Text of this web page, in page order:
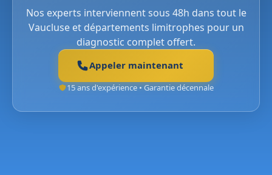
Nos experts interviennent sous 48h dans tout le
Vaucluse et départements limitrophes pour un
diagnostic complet offert.
Appeler maintenant
15 ans d'expérience • Garantie décennale